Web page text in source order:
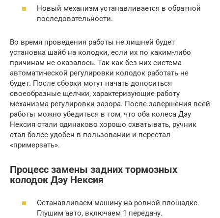
Новый механизм устанавливается в обратной
последовательности.
Во время проведения работы не лишней будет
установка шайб на колодки, если их по каким-либо
причинам не оказалось. Так как без них система
автоматической регулировки колодок работать не
будет. После сборки могут начать доноситься
своеобразные щелчки, характеризующие работу
механизма регулировки зазора. После завершения всей
работы можно убедиться в том, что оба колеса Дэу
Нексия стали одинаково хорошо схватывать, ручник
стал более удобен в пользовании и перестал
«примерзать».
Процесс замены задних тормозных
колодок Дэу Нексия
Останавливаем машину на ровной площадке.
Глушим авто, включаем 1 передачу.